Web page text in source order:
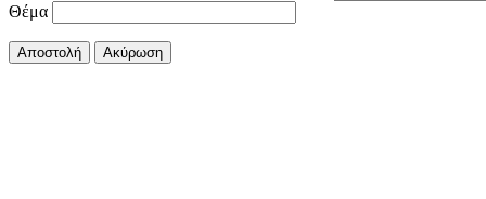
Θέμα
Αποστολή Ακύρωση